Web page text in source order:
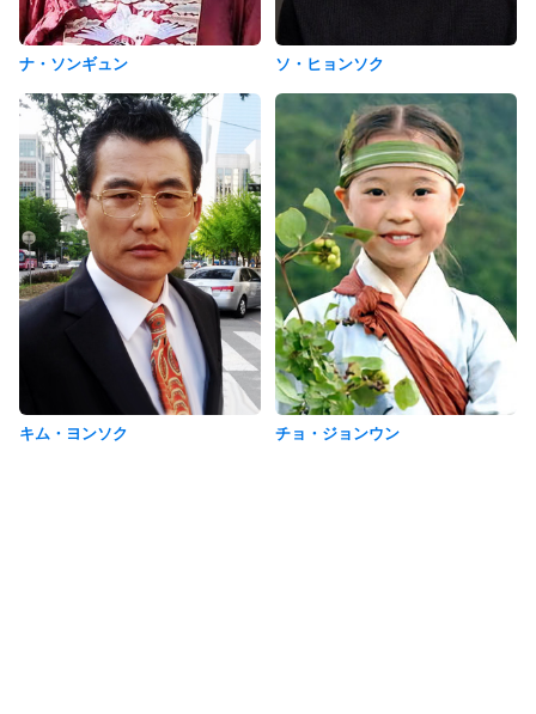
ナ・ソンギュン ソ・ヒョンソク
キム・ヨンソク チョ・ジョンウン